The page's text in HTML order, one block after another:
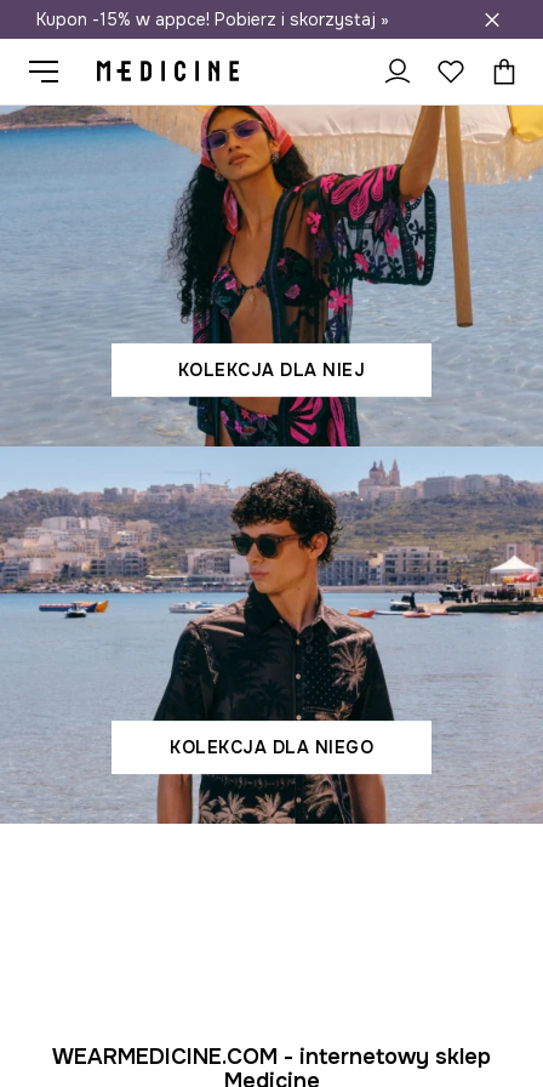
Darmowa dostawa do salonów
Kupon -15% w appce! Pobierz i skorzystaj »
KOLEKCJA DLA NIEJ
KOLEKCJA DLA NIEGO
WEARMEDICINE.COM - internetowy sklep
Medicine